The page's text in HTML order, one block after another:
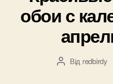
обои с
Автор
Від redbirdy